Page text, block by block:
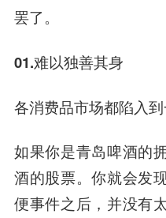
罢了。
01.难以独善其身
各消费品市场都陷入到
如果你是青岛啤酒的
酒的股票。你就会发
便事件之后，并没有